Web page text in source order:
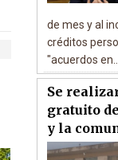
de mes y al
créditos
"acuerdos
Se
gratuito
y la